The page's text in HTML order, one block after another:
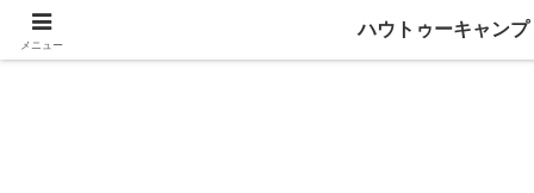
メニュー
ハウトゥーキャンプ